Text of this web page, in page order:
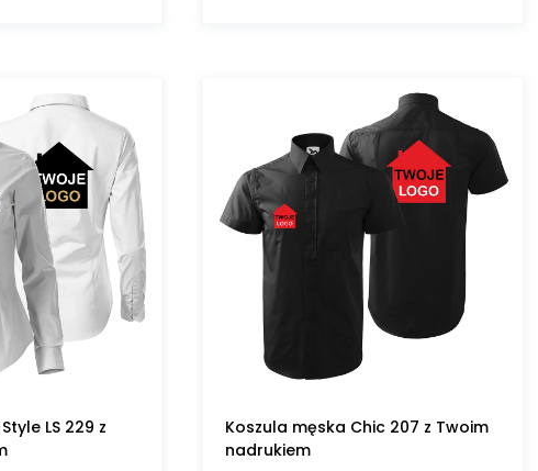
LS 229 z
Koszula męska Chic 207 z Twoim
nadrukiem